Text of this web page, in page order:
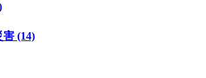
害 (14)